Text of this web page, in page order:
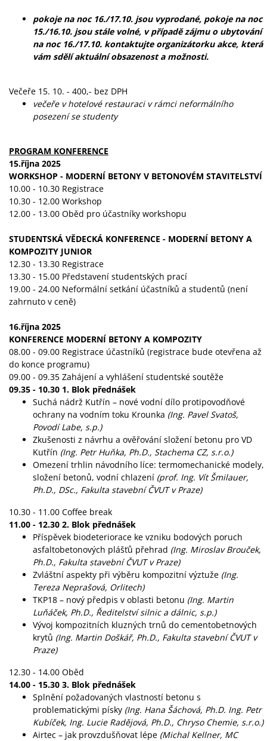
pokoje na noc 16./17.10. jsou vyprodané, pokoje na noc
15./16.10. jsou stále volné, v případě zájmu o ubytování
na noc 16./17.10. kontaktujte organizátorku akce, která
vám sdělí aktuální obsazenost a možnosti.
Večeře 15. 10. - 400,- bez DPH
večeře v hotelové restauraci v rámci neformálního
posezení se studenty
PROGRAM KONFERENCE
15.října 2025
WORKSHOP - MODERNÍ BETONY V BETONOVÉM STAVITELSTVÍ
10.00 - 10.30 Registrace
10.30 - 12.00 Workshop
12.00 - 13.00 Oběd pro účastníky workshopu
STUDENTSKÁ VĚDECKÁ KONFERENCE - MODERNÍ BETONY A
KOMPOZITY JUNIOR
12.30 - 13.30 Registrace
13.30 - 15.00 Představení studentských prací
19.00 - 24.00 Neformální setkání účastníků a studentů (není
zahrnuto v ceně)
16.října 2025
KONFERENCE MODERNÍ BETONY A KOMPOZITY
08.00 - 09.00 Registrace účastníků (registrace bude otevřena až
do konce programu)
09.00 - 09.35 Zahájení a vyhlášení studentské soutěže
09.35 - 10.30 1. Blok přednášek
Suchá nádrž Kutřín – nové vodní dílo protipovodňové
ochrany na vodním toku Krounka (Ing. Pavel Svatoš,
Povodí Labe, s.p.)
Zkušenosti z návrhu a ověřování složení betonu pro VD
Kutřín (Ing. Petr Huňka, Ph.D., Stachema CZ, s.r.o.)
Omezení trhlin návodního líce: termomechanické modely,
složení betonů, vodní chlazení (prof. Ing. Vít Šmilauer,
Ph.D., DSc., Fakulta stavební ČVUT v Praze)
10.30 - 11.00 Coffee break
11.00 - 12.30 2. Blok přednášek
Příspěvek biodeteriorace ke vzniku bodových poruch
asfaltobetonových plášťů přehrad (Ing. Miroslav Brouček,
Ph.D., Fakulta stavební ČVUT v Praze)
Zvláštní aspekty při výběru kompozitní výztuže (Ing.
Tereza Neprašová, Orlitech)
TKP18 – nový předpis v oblasti betonu (Ing. Martin
Luňáček, Ph.D., Ředitelství silnic a dálnic, s.p.)
Vývoj kompozitních kluzných trnů do cementobetnových
krytů (Ing. Martin Doškář, Ph.D., Fakulta stavební ČVUT v
Praze)
12.30 - 14.00 Oběd
14.00 - 15.30 3. Blok přednášek
Splnění požadovaných vlastností betonu s
problematickými písky (Ing. Hana Šáchová, Ph.D. Ing. Petr
Kubíček, Ing. Lucie Radějová, Ph.D., Chryso Chemie, s.r.o.)
Airtec – jak provzdušňovat lépe (Michal Kellner, MC